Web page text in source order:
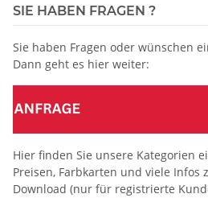
SIE HABEN FRAGEN ?
Sie haben Fragen oder wünschen
Dann geht es hier weiter:
Hier finden Sie unsere Kategorien
Preisen, Farbkarten und viele Infos
Download (nur für registrierte